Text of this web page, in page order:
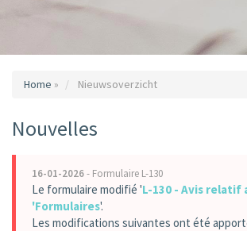
Home » Nieuwsoverzicht
Nouvelles
16-01-2026- Formulaire L-130
Le formulaire modifié 'L-130 - Avis
'Formulaires'.
Les modifications suivantes ont été